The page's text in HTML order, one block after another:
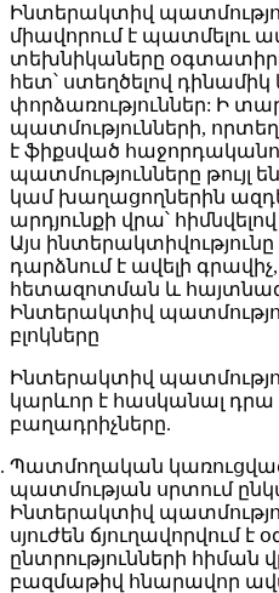
Ինտերակտիվ
միավորում է պատմելու
տեխնիկաները
հետ՝ ստեղծելով
փորձառություններ: Ի
պատմությունների,
է ֆիքսված
պատմությունները թույլ
կամ խաղացողներին
արդյունքի վրա՝
Այս
դարձնում է ավելի գրավիչ,
հետազոտման և
Ինտերակտիվ
բլոկները
Ինտերակտիվ
կարևոր է հասկանալ
բաղադրիչները.
Պատմողական
պատմության սրտում
Ինտերակտիվ
սյուժեն ճյուղավորվում
ընտրությունների հիման
բազմաթիվ հնարավոր